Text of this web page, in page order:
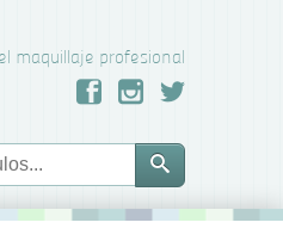
maquillaje profesional